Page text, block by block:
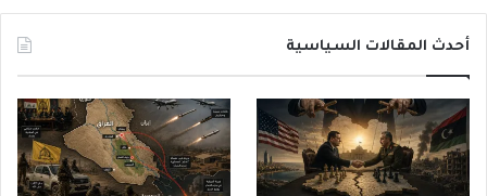
أحدث المقالات السياسية